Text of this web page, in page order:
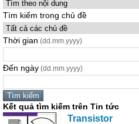
Tìm kiếm trong chủ đề
Thời gian (dd.mm.yyyy)
Đến ngày (dd.mm.yyyy)
Kết quả tìm kiếm trên Tin tức
Transistor